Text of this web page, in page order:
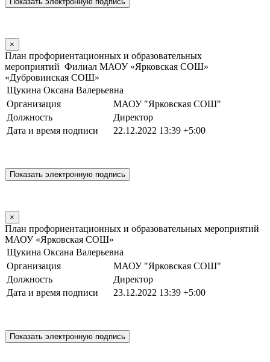
×
План профориентационных и образовательных
мероприятий Филиал МАОУ «Ярковская СОШ»
«Дубровинская СОШ»
Щукина Оксана Валерьевна
Организация
МАОУ "Ярковская СОШ"
Должность
Директор
Дата и время подписи
22.12.2022 13:39 +5:00
×
План профориентационных и образовательных мероприятий
МАОУ «Ярковская СОШ»
Щукина Оксана Валерьевна
Организация
МАОУ "Ярковская СОШ"
Должность
Директор
Дата и время подписи
23.12.2022 13:39 +5:00